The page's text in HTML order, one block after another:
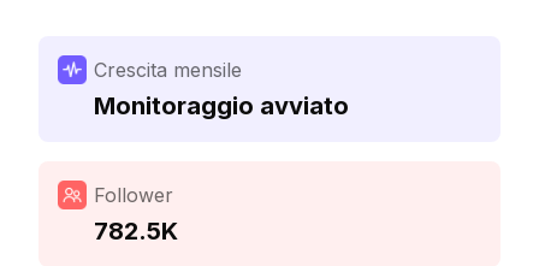
Crescita mensile
Monitoraggio avviato
Follower
782.5K